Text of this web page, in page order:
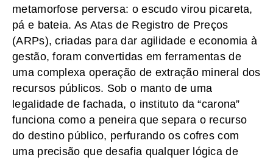
metamorfose perversa: o escudo virou picareta,
pá e bateia. As Atas de Registro de Preços
(ARPs), criadas para dar agilidade e economia à
gestão, foram convertidas em ferramentas de
uma complexa operação de extração mineral dos
recursos públicos. Sob o manto de uma
legalidade de fachada, o instituto da “carona”
funciona como a peneira que separa o recurso
do destino público, perfurando os cofres com
uma precisão que desafia qualquer lógica de